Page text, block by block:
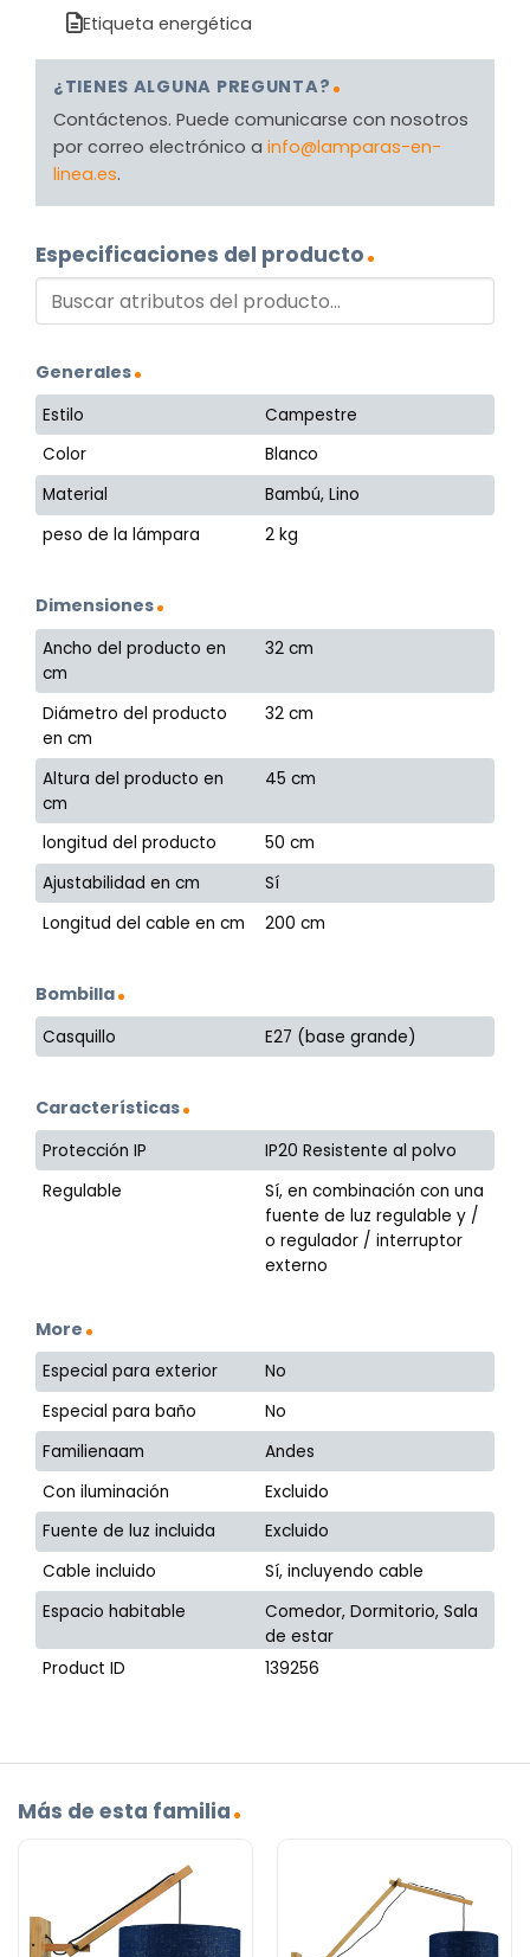
Etiqueta energética
¿TIENES ALGUNA PREGUNTA?
Contáctenos. Puede comunicarse con nosotros
por correo electrónico a info@lamparas-en-
linea.es.
Especificaciones del producto
Generales
Estilo
Campestre
Color
Blanco
Material
Bambú, Lino
peso de la lámpara
2 kg
Dimensiones
Ancho del producto en
cm
32 cm
Diámetro del producto
en cm
32 cm
Altura del producto en
cm
45 cm
longitud del producto
50 cm
Ajustabilidad en cm
Sí
Longitud del cable en cm
200 cm
Bombilla
Casquillo E27 (base grande)
Características
Protección IP
IP20 Resistente al polvo
Regulable
Sí, en combinación con una
fuente de luz regulable y /
o regulador / interruptor
externo
More
Especial para exterior
No
Especial para baño
No
Familienaam
Andes
Con iluminación
Excluido
Fuente de luz incluida
Excluido
Cable incluido
Sí, incluyendo cable
Espacio habitable
Comedor, Dormitorio, Sala
de estar
Product ID
139256
Más de esta familia